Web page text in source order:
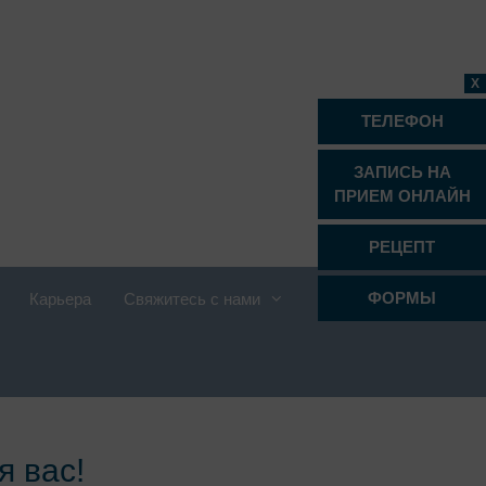
Радиология
Карьера Свяжитесь с нами
вас!
X
ТЕЛЕФОН
ЗАПИСЬ НА
ПРИЕМ ОНЛАЙН
РЕЦЕПТ
ФОРМЫ